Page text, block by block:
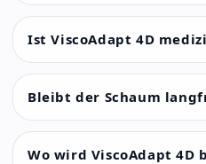
Ist ViscoAdapt 4D
Bleibt der Schaum
Wo wird ViscoAdapt 4D